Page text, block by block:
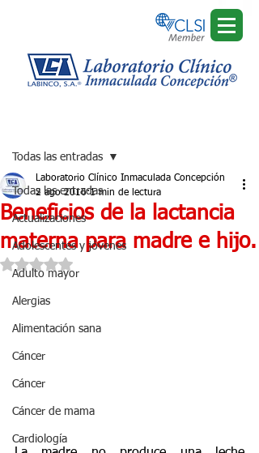
Todas las entradas
Actualizaciones
Adolescentes y jóvenes
Adulto mayor
Alergias
Alimentación sana
Cáncer
Cáncer
Cáncer de mama
Cardiología
Todas las entradas
Beneficios de la lactancia
materna para madre e hijo.
Laboratorio Clínico Inmaculada Concepción
2 ago 2016 1 min de lectura
Obtuvo NaN de 5 estrellas.